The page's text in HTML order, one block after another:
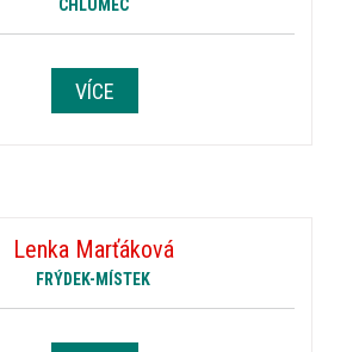
CHLUMEC
VÍCE
Lenka Marťáková
FRÝDEK-MÍSTEK